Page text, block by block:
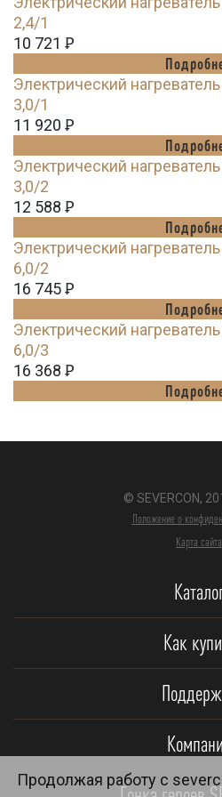
2,4/1
10 721 Ꝑ
Электрический
3,0/1
11 920 Ꝑ
Электрический
3,0/2
12 588 Ꝑ
Электрический
6,0/2
16 745Ꝑ
Электрический
6,0/3
16 368 Ꝑ
© SEVERCON,
Положение о
Карта сайта
Как
Продолжая работу с